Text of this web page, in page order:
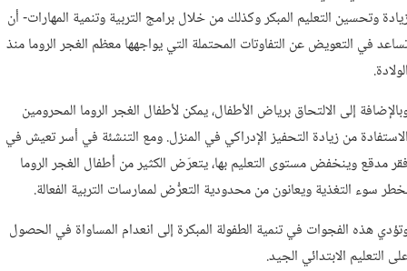
وتحسين التعليم المبكر وكذلك من خلال برامج التربية وتنمية المهارات- أن
في التعويض عن التفاوتات المحتملة التي يواجهها معظم الغجر الروما منذ
إلى الالتحاق برياض الأطفال، يمكن لأطفال الغجر الروما المحرومين
من زيادة التحفيز الإدراكي في المنزل. ومع التنشئة في أسر تعيش في
مدقع وينخفض مستوى التعليم بها، يتعرّض الكثير من أطفال الغجر الروما
سوء التغذية ويعانون من محدودية التعرُّض لممارسات التربية الفعالة.
هذه الفجوات في تنمية الطفولة المبكرة إلى انعدام المساواة في الحصول
التعليم الابتدائي الجيد.